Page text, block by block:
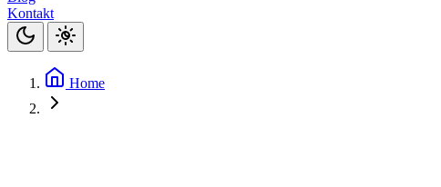
Kontakt
Home